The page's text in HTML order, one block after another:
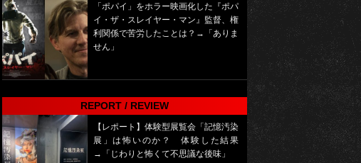
「ポパイ」をホラー映画化した『ポパ
イ・ザ・スレイヤー・マン』監督、権
利関係で苦労したことは？→「ありま
せん」
REPORT / REVIEW
【レポート】体験型展覧会「記憶汚染
展」は怖いのか？ 体験した結果
→「じわりと怖くて不思議な後味」